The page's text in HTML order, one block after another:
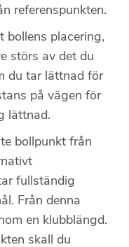
referenspunkten.
bollens placering,
störs av det du
du tar lättnad för
på vägen för
lättnad.
bollpunkt från
fullständig
Från denna
en klubblängd.
skall du